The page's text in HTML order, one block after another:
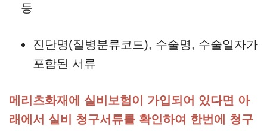
등
진단명(질병분류코드), 수술명, 수술일자가
포함된 서류
메리츠화재에 실비보험이 가입되어 있다면 아
래에서 실비 청구서류를 확인하여 한번에 청구